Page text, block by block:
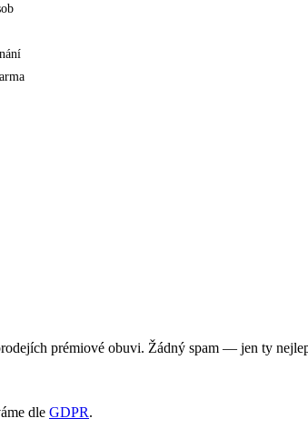
prémiové obuvi. Žádný spam — jen ty
dle GDPR.